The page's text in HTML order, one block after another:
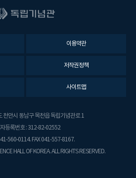
이용약관
저작권정책
사이트맵
천안시 동남구 목천읍 독립기념관로 1
등록번호 : 312-82-02552
560-0114. FAX 041-557-8167.
HALL OF KOREA. ALL RIGHTS RESERVED.